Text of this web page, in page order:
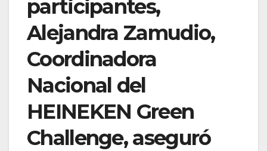
participantes,
Alejandra Zamudio,
Coordinadora
Nacional del
HEINEKEN Green
Challenge, aseguró